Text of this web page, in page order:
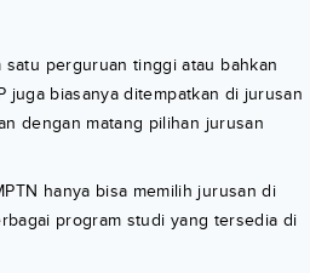
perguruan tinggi atau bahkan
juga biasanya ditempatkan di jurusan
dengan matang pilihan jurusan
hanya bisa memilih jurusan di
program studi yang tersedia di